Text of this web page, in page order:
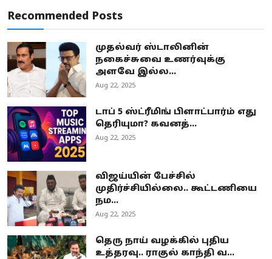
Recommended Posts
முதல்வர் ஸ்டாலினின்
நகைச்சுவை உணர்வுக்கு
அளவே இல்ல...
Aug 22, 2025
டாப் 5 ஸ்ட்ரீமிங் பிளாட்பார்ம் எது
தெரியுமா? கவனத்...
Aug 22, 2025
விஜய்யின் பேச்சில்
முதிர்ச்சியில்லை.. கூட்டணியை
நம...
Aug 22, 2025
தெரு நாய் வழக்கில் புதிய
உத்தரவு.. ராகுல் காந்தி வ...